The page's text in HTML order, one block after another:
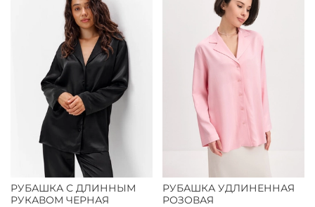
РУБАШКА С ДЛИННЫМ
РУКАВОМ ЧЕРНАЯ
РУБАШКА УДЛИНЕННАЯ
РОЗОВАЯ